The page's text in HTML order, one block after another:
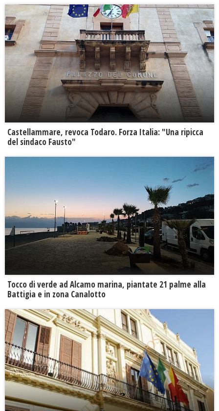
Castellammare, revoca Todaro. Forza Italia: "Una ripicca
del sindaco Fausto"
Tocco di verde ad Alcamo marina, piantate 21 palme alla
Battigia e in zona Canalotto